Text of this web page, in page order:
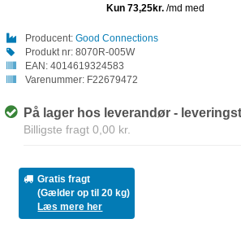
Producent: Good Connections
Produkt nr: 8070R-005W
EAN: 4014619324583
Varenummer: F22679472
På lager hos leverandør -
Billigste fragt 0,00 kr.
Gratis fragt
(Gælder op til 20 kg)
Læs mere her